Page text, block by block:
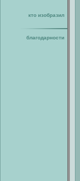
кто изобразил
благодарности